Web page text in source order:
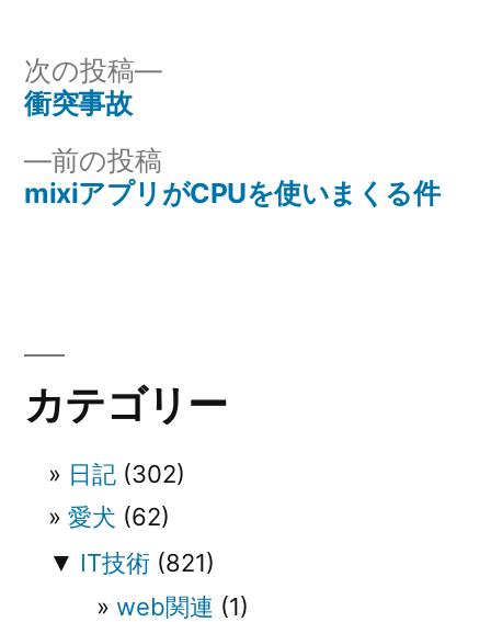
投
稿
ー
シ
前の投稿
の
mixiアプリがCPUを使いまくる件
次の投稿
次
衝突事故
カテゴリー
日記 (302)
愛犬 (62)
▼ IT技術 (821)
web関連 (1)